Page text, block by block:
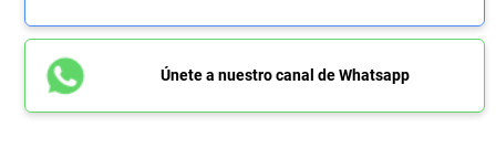
Únete a nuestro canal de Whatsapp